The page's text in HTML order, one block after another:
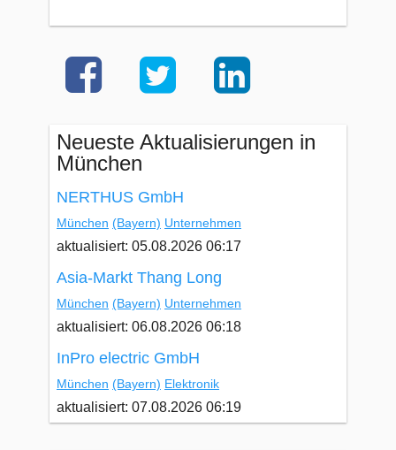
Neueste Aktualisierungen in
München
NERTHUS GmbH
München (Bayern) Unternehmen
aktualisiert: 05.08.2026 06:17
Asia-Markt Thang Long
München (Bayern) Unternehmen
aktualisiert: 06.08.2026 06:18
InPro electric GmbH
München (Bayern) Elektronik
aktualisiert: 07.08.2026 06:19